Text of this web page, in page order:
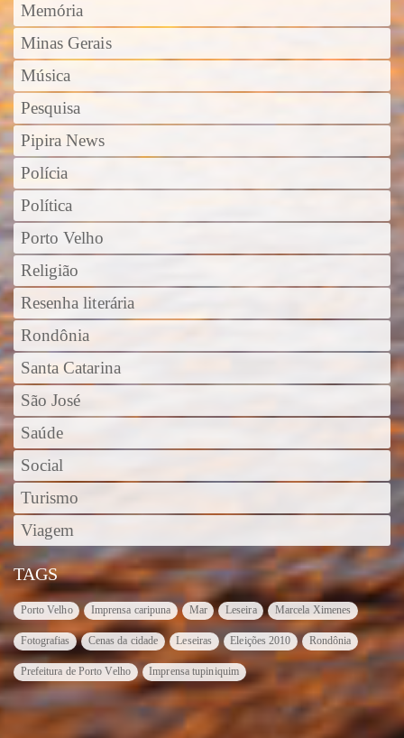
Memória
Minas Gerais
Música
Pesquisa
Pipira News
Polícia
Política
Porto Velho
Religião
Resenha literária
Rondônia
Santa Catarina
São José
Saúde
Social
Turismo
Viagem
TAGS
Porto Velho Imprensa caripuna Mar Leseira Marcela Ximenes
Fotografias Cenas da cidade Leseiras Eleições 2010 Rondônia
Prefeitura de Porto Velho Imprensa tupiniquim